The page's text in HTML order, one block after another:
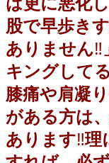
股で早歩き
ありません‼️
キングして
膝痛や肩凝
がある方は
あります‼️理